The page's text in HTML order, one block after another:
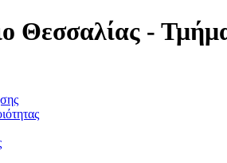
Θεσσαλίας -